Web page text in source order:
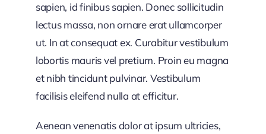
sapien, id finibus sapien. Donec sollicitudin
lectus massa, non ornare erat ullamcorper
ut. In at consequat ex. Curabitur vestibulum
lobortis mauris vel pretium. Proin eu magna
et nibh tincidunt pulvinar. Vestibulum
facilisis eleifend nulla at efficitur.
Aenean venenatis dolor at ipsum ultricies,